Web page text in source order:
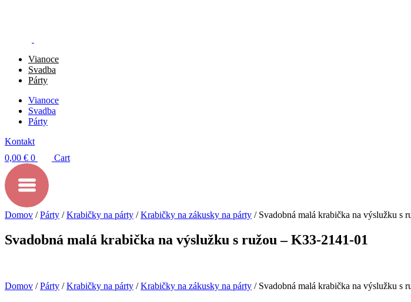
Vianoce
Svadba
Párty
Vianoce
Svadba
Párty
Kontakt
0,00 € 0 Cart
Domov /Párty /Krabičky na párty /Krabičky na zákusky na párty / Svadobná malá krabička na výslužku s
Svadobná malá krabička na výslužku s ružou – K33-2141-01
Domov /Párty /Krabičky na párty /Krabičky na zákusky na párty / Svadobná malá krabička na výslužku s